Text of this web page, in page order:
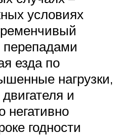
условиях
перепадами
езда по
нагрузки,
и
негативно
годности